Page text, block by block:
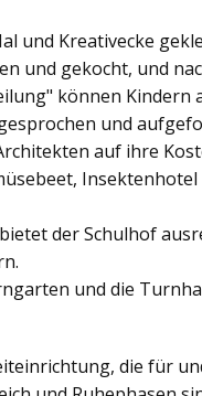
und Kreativecke
und gekocht, und
können Kindern
und
auf ihre
derSchulhof
und die
die für